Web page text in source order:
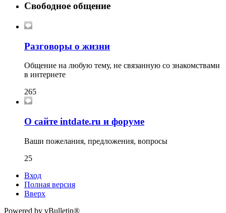
Свободное общение
Разговоры о жизни
Общение на любую тему, не связанную со знакомствами
в интернете
265
О сайте intdate.ru и форуме
Ваши пожелания, предложения, вопросы
25
Вход
Полная версия
Вверх
Powered by vBulletin®